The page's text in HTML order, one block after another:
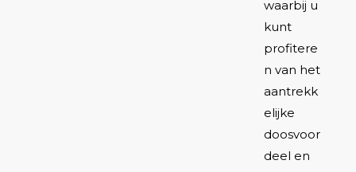
waarbij u
kunt
profitere
n van het
aantrekk
elijke
doosvoor
deel en